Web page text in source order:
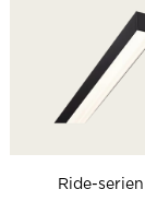
Ride-serien